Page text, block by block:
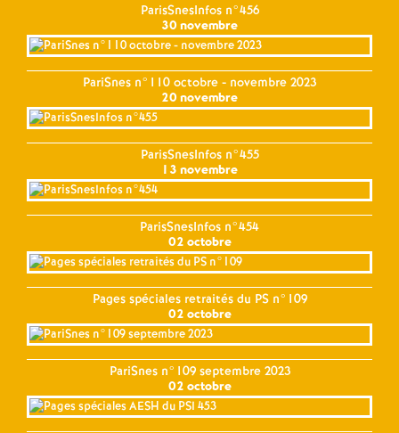
ParisSnesInfos n°456
30 novembre
PariSnes n°110 octobre - novembre 2023
20 novembre
ParisSnesInfos n°455
13 novembre
ParisSnesInfos n°454
02 octobre
Pages spéciales retraités du PS n°109
02 octobre
PariSnes n°109 septembre 2023
02 octobre